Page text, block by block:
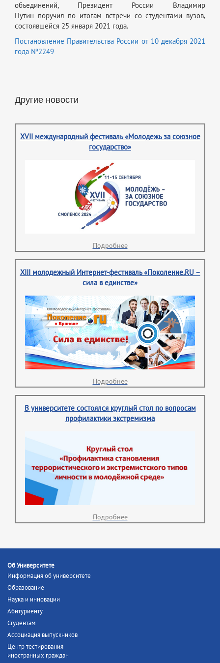
объединений, Президент России Владимир
Путин поручил по итогам встречи со студентами вузов,
состоявшейся 25 января 2021 года.
Постановление Правительства России от 10 декабря 2021
года №2249
Другие новости
XVII международный фестиваль «Молодежь за союзное
государство»
Подробнее
XIII молодежный Интернет-фестиваль «Поколение.RU –
сила в единстве»
Подробнее
В университете состоялся круглый стол по вопросам
профилактики экстремизма
Подробнее
Об Университете
Информация об университете
Образование
Наука и инновации
Абитуриенту
Студентам
Ассоциация выпускников
Центр тестирования
иностранных граждан